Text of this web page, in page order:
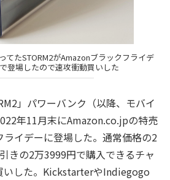
てたSTORM2がAmazonブラックフライデ
登場したので速攻衝動買いした
」パワーバンク（以降、モバイ
年11月末にAmazon.co.jpの特売
イデーに登場した。通常価格の2
きの2万3999円で購入できるチャ
いした。KickstarterやIndiegogo